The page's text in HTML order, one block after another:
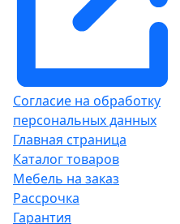
Согласие на обработку
персональных данных
Главная страница
Каталог товаров
Мебель на заказ
Рассрочка
Гарантия